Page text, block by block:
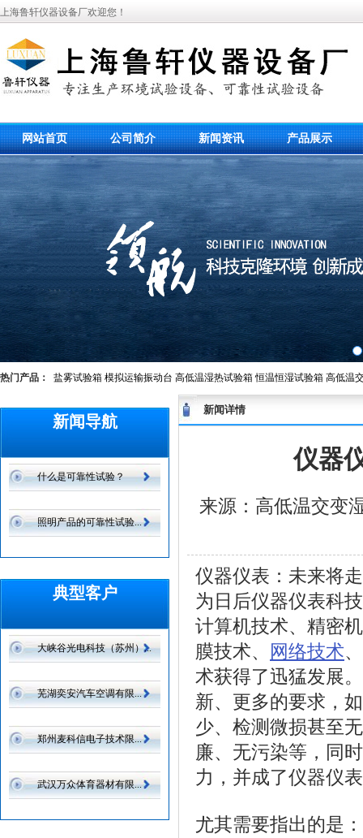
上海鲁轩仪器设备厂欢迎您！
网站首页 公司简介 新闻资讯 产品展示
热门产品： 盐雾试验箱 模拟运输振动台 高低温湿热试验箱 恒温恒湿试验箱 高低温
新闻导航
什么是可靠性试验？
照明产品的可靠性试验...
典型客户
大峡谷光电科技（苏州）...
芜湖奕安汽车空调有限...
郑州麦科信电子技术限...
武汉万众体育器材有限...
新闻详情
仪器
来源：高低温交变
仪器仪表：未来将
为日后仪器仪表科
计算机技术、精密
膜技术、 网络技术
术获得了迅猛发展
新、更多的要求，
少、检测微损甚至
廉、无污染等，同
力，并成了仪器仪
尤其需要指出的是